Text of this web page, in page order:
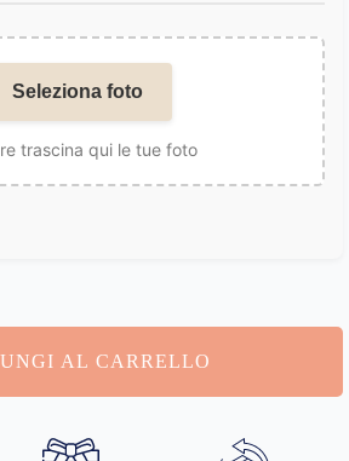
Seleziona foto
trascina qui le tue foto
AL CARRELLO